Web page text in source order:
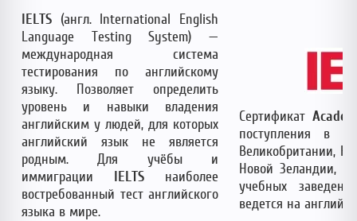
IELTS (англ. International English
Language Testing System) —
международная система
тестирования по английскому
языку. Позволяет определить
уровень и навыки владения
английским у людей, для которых
английский язык не является
родным. Для учёбы и
иммиграции IELTS наиболее
востребованный тест английского
языка в мире.
Сертификат
поступления в
Великобритании,
Новой Зеландии,
учебных
ведется на